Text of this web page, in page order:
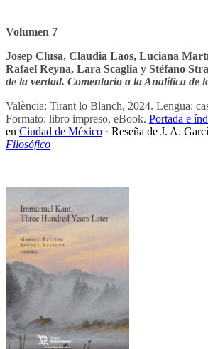
Volumen 7
Josep Clusa, Claudia Laos, Luciana
Rafael Reyna, Lara Scaglia y Stéfano
de la verdad. Comentario a la Analítica de
València: Tirant lo Blanch, 2024. Lengua:
Formato: libro impreso, eBook. Portada e
en Ciudad de México · Reseña de J. A.
Filosófico